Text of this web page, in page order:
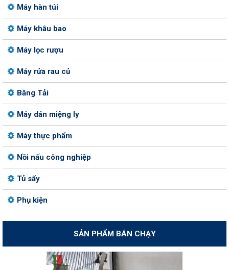
Máy hàn túi
Máy khâu bao
Máy lọc rượu
Máy rửa rau củ
Băng Tải
Máy dán miệng ly
Máy thực phẩm
Nồi nấu công nghiệp
Tủ sấy
Phụ kiện
SẢN PHẨM BÁN CHẠY